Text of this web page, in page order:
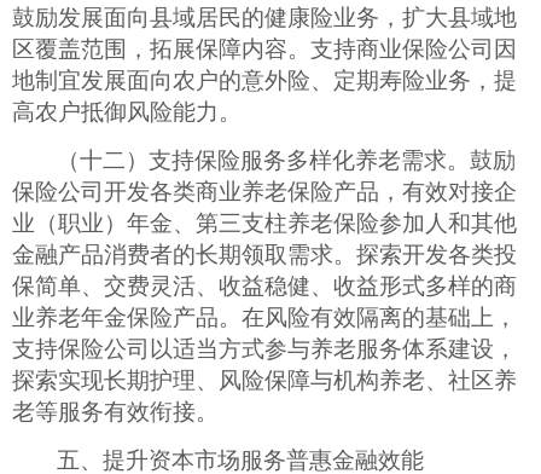
鼓励发展面向县域居民的健康险业务，扩大县域地
区覆盖范围，拓展保障内容。支持商业保险公司因
地制宜发展面向农户的意外险、定期寿险业务，提
高农户抵御风险能力。
（十二）支持保险服务多样化养老需求。鼓励
保险公司开发各类商业养老保险产品，有效对接企
业（职业）年金、第三支柱养老保险参加人和其他
金融产品消费者的长期领取需求。探索开发各类投
保简单、交费灵活、收益稳健、收益形式多样的商
业养老年金保险产品。在风险有效隔离的基础上，
支持保险公司以适当方式参与养老服务体系建设，
探索实现长期护理、风险保障与机构养老、社区养
老等服务有效衔接。
五、提升资本市场服务普惠金融效能